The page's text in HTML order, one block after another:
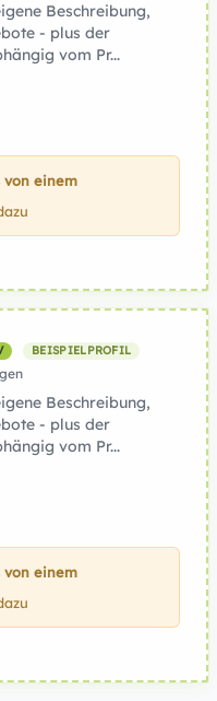
Beschreibung,
- plus der
vom Pr...
von einem
BEISPIELPROFIL
Beschreibung,
- plus der
vom Pr...
von einem